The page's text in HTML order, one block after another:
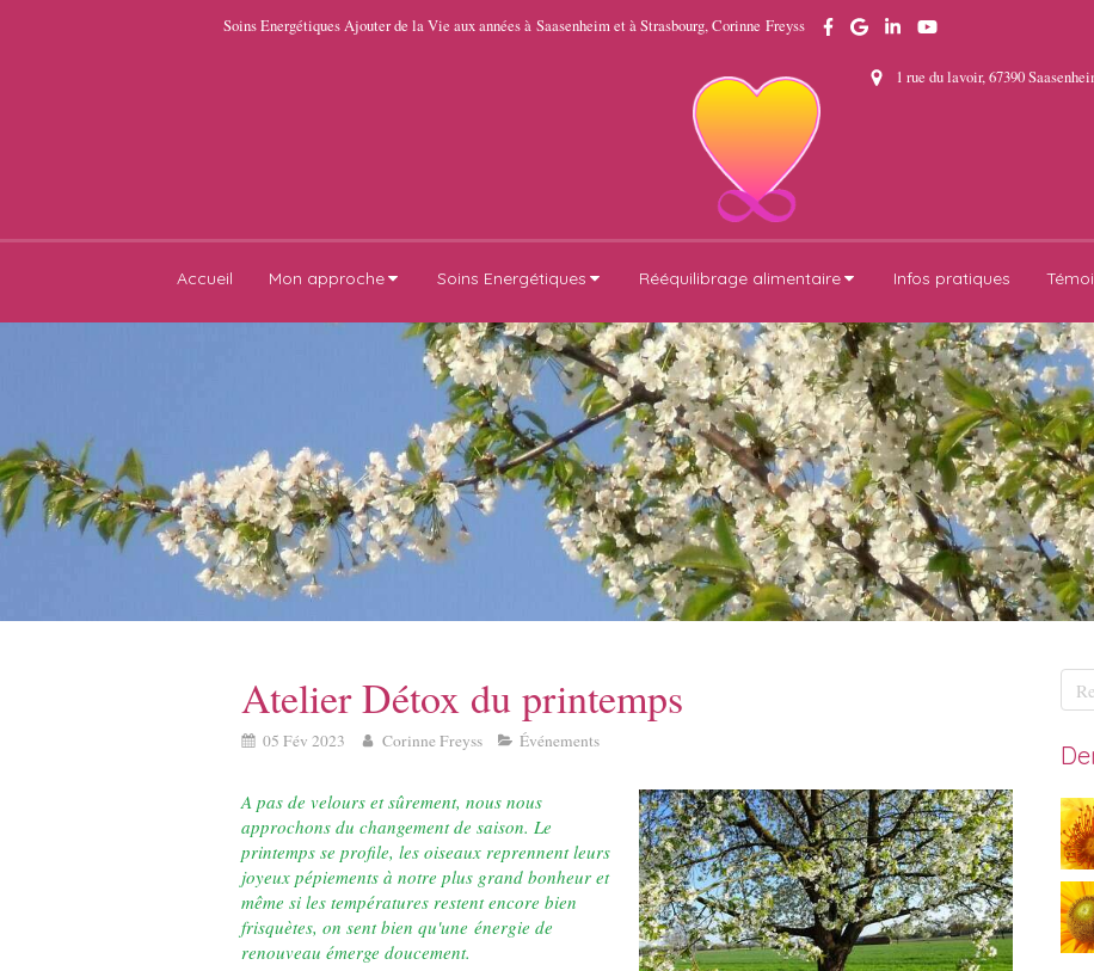
Soins Energétiques Ajouter de la Vie aux années à Saasenheim et à Strasbourg, Corinne Freyss
1 rue du lavoir, 67390
Accueil Mon approche Soins Energétiques Rééquilibrage alimentaire Infos pratiques
Atelier Détox du printemps
05 Fév 2023 Corinne Freyss Événements
A pas de velours et sûrement, nous nous
approchons du changement de saison. Le
printemps se profile, les oiseaux reprennent leurs
joyeux pépiements à notre plus grand bonheur et
même si les températures restent encore bien
frisquètes, on sent bien qu'une énergie de
renouveau émerge doucement.